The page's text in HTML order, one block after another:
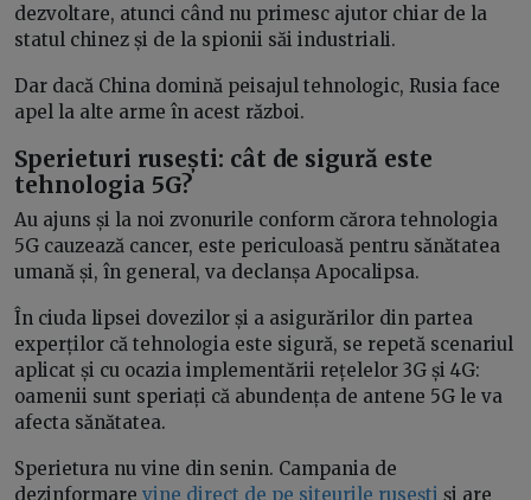
dezvoltare, atunci când nu primesc ajutor chiar de la
statul chinez și de la spionii săi industriali.
Dar dacă China domină peisajul tehnologic, Rusia face
apel la alte arme în acest război.
Sperieturi rusești: cât de sigură este
tehnologia 5G?
Au ajuns și la noi zvonurile conform cărora tehnologia
5G cauzează cancer, este periculoasă pentru sănătatea
umană și, în general, va declanșa Apocalipsa.
În ciuda lipsei dovezilor și a asigurărilor din partea
experților că tehnologia este sigură, se repetă scenariul
aplicat și cu ocazia implementării rețelelor 3G și 4G:
oamenii sunt speriați că abundența de antene 5G le va
afecta sănătatea.
Sperietura nu vine din senin. Campania de
dezinformare vine direct de pe siteurile rusești și are